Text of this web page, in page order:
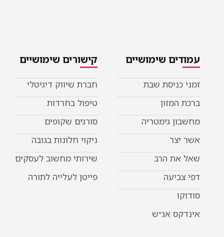
עמודים שימושיים
זמני כניסת שבת
ברכת המזון
מחשבון גימטריה
אשר יצר
שאל את הרב
דפי צביעה
סודוקו
אינדקס אנ״ש
קישורים שימושיים
חברת שיווק דיגיטלי
טיפול בחרדות
סורגים שקופים
ניקוי חלונות בגובה
שירותי מחשוב לעסקים
פייטן לעלייה לתורה